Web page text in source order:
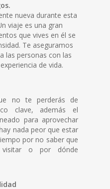
nueva durante esta
viaje es una gran
que vives en él se
Te aseguramos
las personas con las
de vida.
no te perderás de
clave, además el
para aprovechar
nada peor que estar
por no saber que
o por dónde